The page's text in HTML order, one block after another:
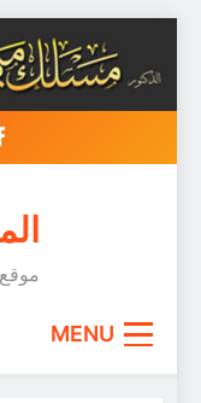
content
MENU